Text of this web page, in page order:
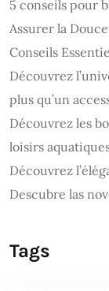
5 conseils pour
Assurer la
Conseils
Découvrez
plus qu’un
Découvrez les
loisirs
Découvrez
Descubre las
Tags